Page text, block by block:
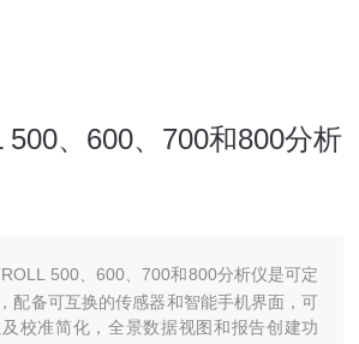
500、600、700和800分析
500、600、700和800分析仪是可定
配备可互换的传感器和智能手机界面，可
校准简化，全景数据视图和报告创建功